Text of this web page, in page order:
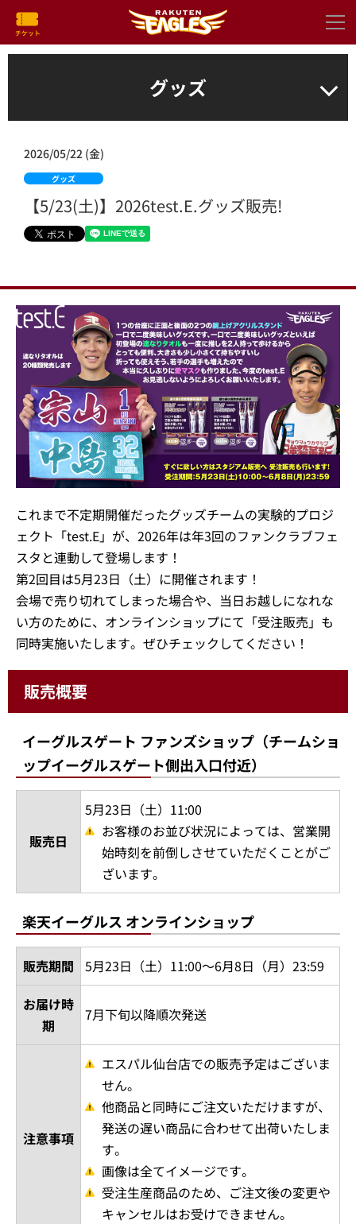
グッズ
2026/05/22 (金)
グッズ
【5/23(土)】2026test.E.グッズ販売!
これまで不定期開催だったグッズチームの実験的プロジ
ェクト「test.E」が、2026年は年3回のファンクラブフェ
スタと連動して登場します！
第2回目は5月23日（土）に開催されます！
会場で売り切れてしまった場合や、当日お越しになれな
い方のために、オンラインショップにて「受注販売」も
同時実施いたします。ぜひチェックしてください！
販売概要
イーグルスゲート ファンズショップ（チームショ
ップイーグルスゲート側出入口付近）
販売日
5月23日（土）11:00
お客様のお並び状況によっては、営業開
始時刻を前倒しさせていただくことがご
ざいます。
楽天イーグルス オンラインショップ
販売期間
5月23日（土）11:00～6月8日（月）23:59
お届け時
期
7月下旬以降順次発送
注意事項
エスパル仙台店での販売予定はございま
せん。
他商品と同時にご注文いただけますが、
発送の遅い商品に合わせて出荷いたしま
す。
画像は全てイメージです。
受注生産商品のため、ご注文後の変更や
キャンセルはお受けできません。